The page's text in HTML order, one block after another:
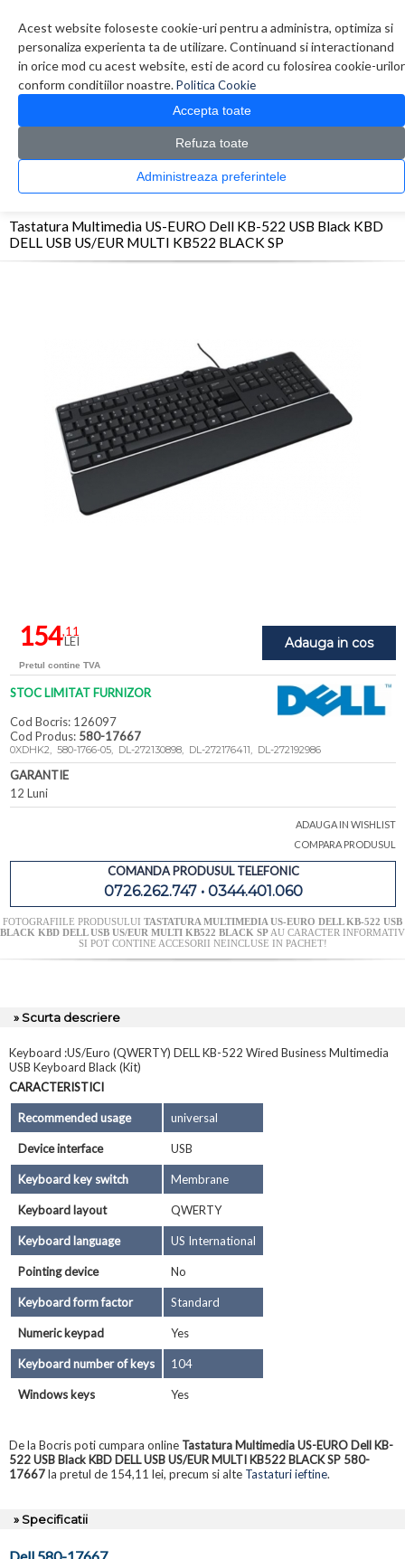
Acest website foloseste cookie-uri pentru a administra, optimiza si
personaliza experienta ta de utilizare. Continuand si interactionand
in orice mod cu acest website, esti de acord cu folosirea cookie-urilor
conform conditiilor noastre.Politica Cookie
Accepta toate
Refuza toate
Administreaza preferintele
0 produs(e)
CATALOG PRODUSE
> Tastaturi > Tastatura Multimedia US-EURO Dell KB-522
Tastatura Multimedia US-EURO Dell KB-522 USB Black KBD
DELL USB US/EUR MULTI KB522 BLACK SP
Adauga in cos
154,11
LEI
Pretul contine TVA
STOC LIMITAT FURNIZOR
Cod Bocris: 126097
Cod Produs: 580-17667
0XDHK2, 580-1766-05, DL-272130898, DL-272176411, DL-272192986
GARANTIE
12 Luni
ADAUGA IN WISHLIST
COMPARA PRODUSUL
COMANDA PRODUSUL TELEFONIC
0726.262.747 • 0344.401.060
FOTOGRAFIILE PRODUSULUI TASTATURA MULTIMEDIA US-EURO DELL KB-522 USB
BLACK KBD DELL USB US/EUR MULTI KB522 BLACK SPAU CARACTER INFORMATIV
SI POT CONTINE ACCESORII NEINCLUSE IN PACHET!
» Scurta descriere
Keyboard :US/Euro (QWERTY) DELL KB-522 Wired Business Multimedia
USB Keyboard Black (Kit)
CARACTERISTICI
Recommended usage universal
Device interface USB
Keyboard key switch Membrane
Keyboard layout QWERTY
Keyboard language US International
Pointing device No
Keyboard form factor Standard
Numeric keypad Yes
Keyboard number of keys 104
Windows keys Yes
De la Bocris poti cumpara online Tastatura Multimedia US-EURO Dell KB-
522 USB Black KBD DELL USB US/EUR MULTI KB522 BLACK SP 580-
17667la pretul de 154,11 lei, precum si alte Tastaturi ieftine.
» Specificatii